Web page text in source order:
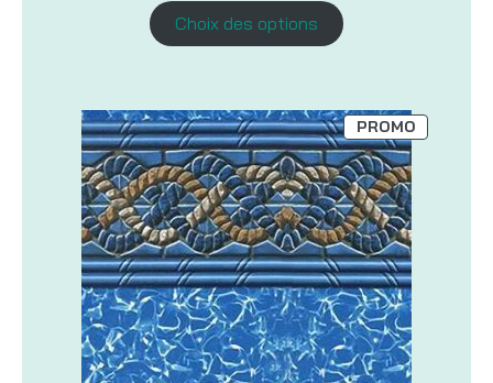
prix :
3,87$
à
Choix des options
PROMOPRODUIT
EN